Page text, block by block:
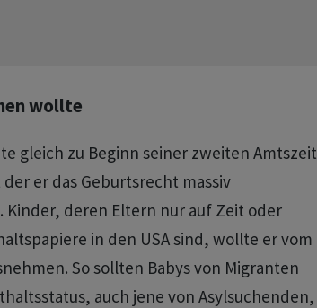
wollte
gleich zu Beginn seiner zweiten Amtszeit
er das Geburtsrecht massiv
deren Eltern nur auf Zeit oder
in den USA sind, wollte er vom
So sollten Babys von Migranten
auch jene von Asylsuchenden,